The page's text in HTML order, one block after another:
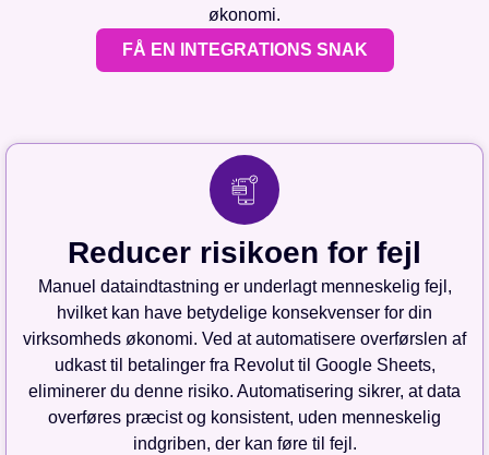
økonomi.
FÅ EN INTEGRATIONS SNAK
Reducer risikoen for fejl
Manuel dataindtastning er underlagt menneskelig fejl,
hvilket kan have betydelige konsekvenser for din
virksomheds økonomi. Ved at automatisere overførslen af
udkast til betalinger fra Revolut til Google Sheets,
eliminerer du denne risiko. Automatisering sikrer, at data
overføres præcist og konsistent, uden menneskelig
indgriben, der kan føre til fejl.